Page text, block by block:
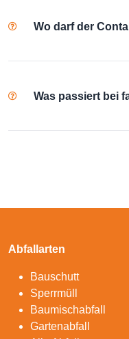
Wo darf der
Was passiert bei
Abfallarten
Bauschutt
Sperrmüll
Baumischabfall
Gartenabfall